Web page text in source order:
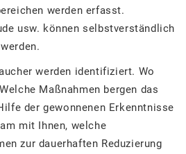
werden erfasst.
usw. können selbstverständlich
werden identifiziert. Wo
Maßnahmen bergen das
der gewonnenen Erkenntnisse
mit Ihnen, welche
zur dauerhaften Reduzierung